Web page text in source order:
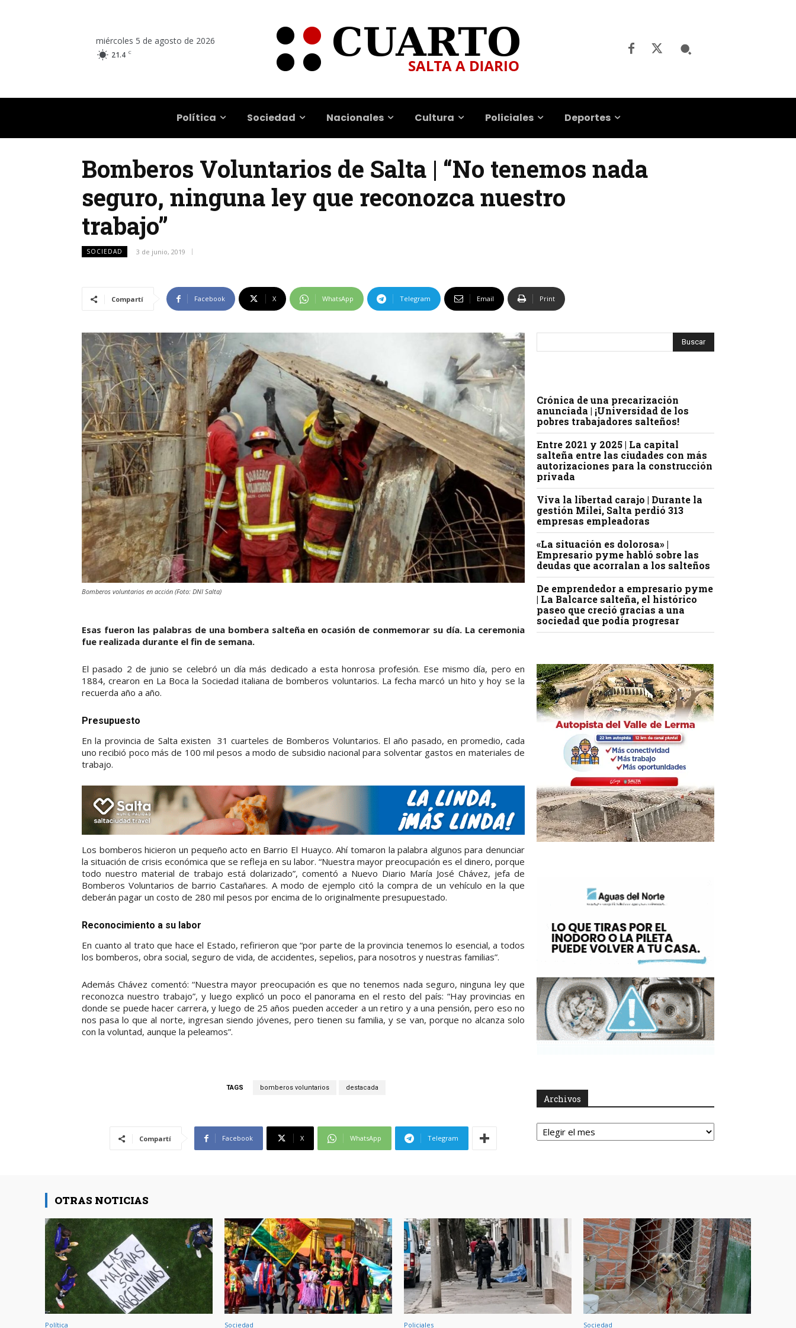
miércoles 5 de agosto de 2026
21.4 C
Política Sociedad Nacionales Cultura Policiales Deportes
Bomberos Voluntarios de Salta | “No tenemos nada
seguro, ninguna ley que reconozca nuestro
trabajo”
SOCIEDAD 3 de junio, 2019
Compartí Facebook X WhatsApp Telegram Email Print
Bomberos voluntarios en acción (Foto: DNI Salta)
Esas fueron las palabras de una bombera salteña en ocasión de conmemorar su día. La ceremonia
fue realizada durante el fin de semana.
El pasado 2 de junio se celebró un día más dedicado a esta honrosa profesión. Ese mismo día, pero en
1884, crearon en La Boca la Sociedad italiana de bomberos voluntarios. La fecha marcó un hito y hoy se la
recuerda año a año.
Presupuesto
En la provincia de Salta existen 31 cuarteles de Bomberos Voluntarios. El año pasado, en promedio, cada
uno recibió poco más de 100 mil pesos a modo de subsidio nacional para solventar gastos en materiales de
trabajo.
Los bomberos hicieron un pequeño acto en Barrio El Huayco. Ahí tomaron la palabra algunos para denunciar
la situación de crisis económica que se refleja en su labor. “Nuestra mayor preocupación es el dinero, porque
todo nuestro material de trabajo está dolarizado”, comentó a Nuevo Diario María José Chávez, jefa de
Bomberos Voluntarios de barrio Castañares. A modo de ejemplo citó la compra de un vehículo en la que
deberán pagar un costo de 280 mil pesos por encima de lo originalmente presupuestado.
Reconocimiento a su labor
En cuanto al trato que hace el Estado, refirieron que “por parte de la provincia tenemos lo esencial, a todos
los bomberos, obra social, seguro de vida, de accidentes, sepelios, para nosotros y nuestras familias”.
Además Chávez comentó: “Nuestra mayor preocupación es que no tenemos nada seguro, ninguna ley que
reconozca nuestro trabajo”, y luego explicó un poco el panorama en el resto del país: “Hay provincias en
donde se puede hacer carrera, y luego de 25 años pueden acceder a un retiro y a una pensión, pero eso no
nos pasa lo que al norte, ingresan siendo jóvenes, pero tienen su familia, y se van, porque no alcanza solo
con la voluntad, aunque la peleamos”.
TAGS bomberos voluntarios destacada
Compartí Facebook X WhatsApp Telegram
Crónica de una precarización
anunciada | ¡Universidad de los
pobres trabajadores salteños!
Entre 2021 y 2025 | La capital
salteña entre las ciudades con más
autorizaciones para la construcción
privada
Viva la libertad carajo | Durante la
gestión Milei, Salta perdió 313
empresas empleadoras
«La situación es dolorosa» |
Empresario pyme habló sobre las
deudas que acorralan a los salteños
De emprendedor a empresario pyme
| La Balcarce salteña, el histórico
paseo que creció gracias a una
sociedad que podía progresar
Archivos
Archivos
OTRAS NOTICIAS
Política Sociedad Policiales Sociedad